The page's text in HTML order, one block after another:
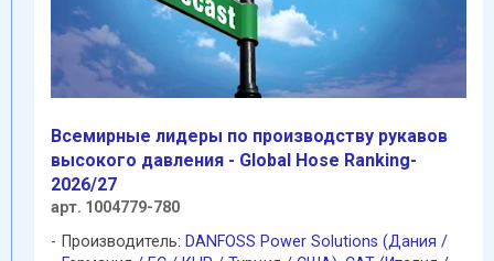
Всемирные лидеры по производству рукавов
высокого давления - Global Hose Ranking-
2026/27
арт. 1004779-780
Производитель: DANFOSS Power Solutions (Дания /